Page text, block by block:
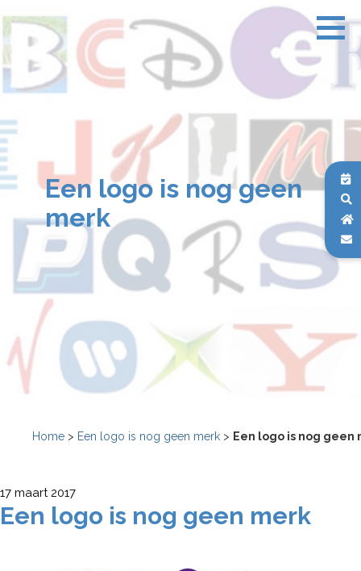
Een logo is nog geen
merk
Home > Een logo is nog geen merk > Een logo is nog geen
17 maart 2017
Een logo is nog geen merk